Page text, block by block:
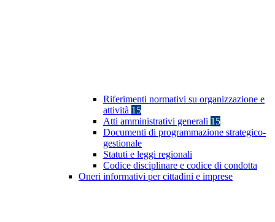
Riferimenti normativi su organizzazione e
attività 15
Atti amministrativi generali 15
Documenti di programmazione strategico-
gestionale
Statuti e leggi regionali
Codice disciplinare e codice di condotta
Oneri informativi per cittadini e imprese